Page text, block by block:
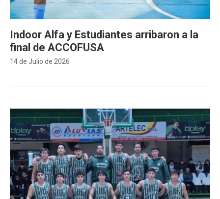
14 de Julio de 2026
Indoor Alfa y Estudiantes arribaron a la
final de ACCOFUSA